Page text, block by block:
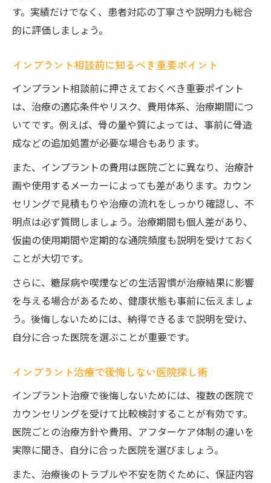
す。実績だけでなく、患者対応の丁寧さや説明力も総合
的に評価しましょう。
インプラント相談前に知るべき重要ポイント
インプラント相談前に押さえておくべき重要ポイント
は、治療の適応条件やリスク、費用体系、治療期間につ
いてです。例えば、骨の量や質によっては、事前に骨造
成などの追加処置が必要な場合もあります。
また、インプラントの費用は医院ごとに異なり、治療計
画や使用するメーカーによっても差があります。カウン
セリングで見積もりや治療の流れをしっかり確認し、不
明点は必ず質問しましょう。治療期間も個人差があり、
仮歯の使用期間や定期的な通院頻度も説明を受けておく
ことが大切です。
さらに、糖尿病や喫煙などの生活習慣が治療結果に影響
を与える場合があるため、健康状態も事前に伝えましょ
う。後悔しないためには、納得できるまで説明を受け、
自分に合った医院を選ぶことが重要です。
インプラント治療で後悔しない医院探し術
インプラント治療で後悔しないためには、複数の医院で
カウンセリングを受けて比較検討することが有効です。
医院ごとの治療方針や費用、アフターケア体制の違いを
実際に聞き、自分に合った医院を選びましょう。
また、治療後のトラブルや不安を防ぐために、保証内容